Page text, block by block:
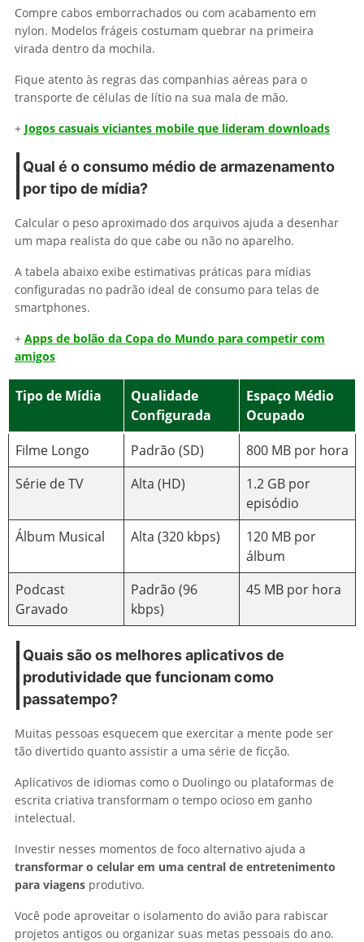
Compre cabos emborrachados ou com acabamento em
nylon. Modelos frágeis costumam quebrar na primeira
virada dentro da mochila.
Fique atento às regras das companhias aéreas para o
transporte de células de lítio na sua mala de mão.
+ Jogos casuais viciantes mobile que lideram downloads
Qual é o consumo médio de armazenamento
por tipo de mídia?
Calcular o peso aproximado dos arquivos ajuda a desenhar
um mapa realista do que cabe ou não no aparelho.
A tabela abaixo exibe estimativas práticas para mídias
configuradas no padrão ideal de consumo para telas de
smartphones.
+ Apps de bolão da Copa do Mundo para competir com
amigos
Tipo de Mídia
Qualidade
Configurada
Espaço Médio
Ocupado
Filme Longo
Padrão (SD)
800 MB por hora
Série de TV
Alta (HD)
1.2 GB por
episódio
Álbum Musical
Alta (320 kbps)
120 MB por
álbum
Podcast
Gravado
Padrão (96
kbps)
45 MB por hora
Quais são os melhores aplicativos de
produtividade que funcionam como
passatempo?
Muitas pessoas esquecem que exercitar a mente pode ser
tão divertido quanto assistir a uma série de ficção.
Aplicativos de idiomas como o Duolingo ou plataformas de
escrita criativa transformam o tempo ocioso em ganho
intelectual.
Investir nesses momentos de foco alternativo ajuda a
transformar o celular em uma central de entretenimento
para viagens produtivo.
Você pode aproveitar o isolamento do avião para rabiscar
projetos antigos ou organizar suas metas pessoais do ano.